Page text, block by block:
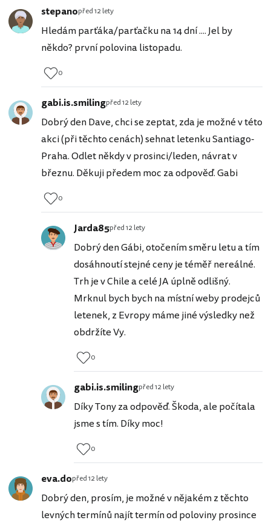
stepanopřed 12 lety
Hledám parťáka/parťačku na 14 dní .... Jel by
někdo? první polovina listopadu.
0
gabi.is.smilingpřed 12 lety
Dobrý den Dave, chci se zeptat, zda je možné v této
akci (při těchto cenách) sehnat letenku Santiago-
Praha. Odlet někdy v prosinci/leden, návrat v
březnu. Děkuji předem moc za odpověď. Gabi
0
Jarda85před 12 lety
Dobrý den Gábi, otočením směru letu a tím
dosáhnoutí stejné ceny je téměř nereálné.
Trh je v Chile a celé JA úplně odlišný.
Mrknul bych bych na místní weby prodejců
letenek, z Evropy máme jiné výsledky než
obdržíte Vy.
0
gabi.is.smilingpřed 12 lety
Díky Tony za odpověď. Škoda, ale počítala
jsme s tím. Díky moc!
0
eva.dopřed 12 lety
Dobrý den, prosím, je možné v nějakém z těchto
levných termínů najít termín od poloviny prosince